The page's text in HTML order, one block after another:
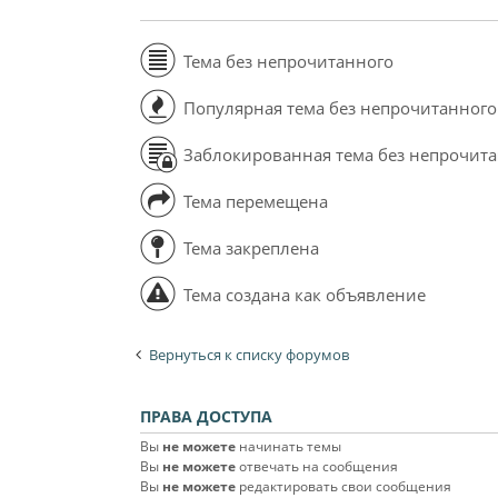
Тема без непрочитанного
Популярная тема без непрочитанного
Заблокированная тема без
Тема перемещена
Тема закреплена
Тема создана как объявление
Вернуться к списку форумов
ПРАВА ДОСТУПА
Вы не можете начинать темы
Вы не можетеотвечать на сообщения
Вы не можете редактировать свои сообщения